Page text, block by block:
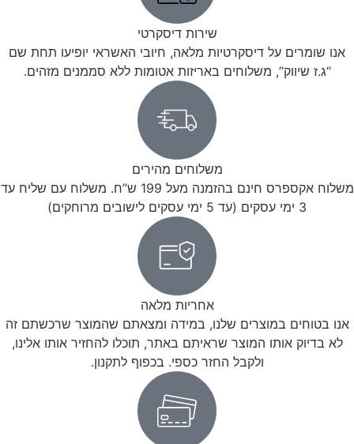
שירות דיסקרטי
אנו שומרים על דיסקרטיות מלאה, חיובי האשראי יופיעו תחת שם
“ג.ז שיווק”, משלוחים באריזות אטומות ללא סממנים מזהים.
משלוחים מהירים
משלוח אקספרס חינם בהזמנה מעל 199 ש”ח. משלוח עם שליח עד
3 ימי עסקים (עד 5 ימי עסקים לישובים מרוחקים)
אחריות מלאה
אנו בטוחים במוצרים שלנו, במידה ומצאתם שהמוצר שרכשתם זה
לא בדיוק אותו המוצר שראיתם באתר, תוכלו להחזיר אותו אלינו,
ולקבל החזר כספי. בכפוף לתקנון.